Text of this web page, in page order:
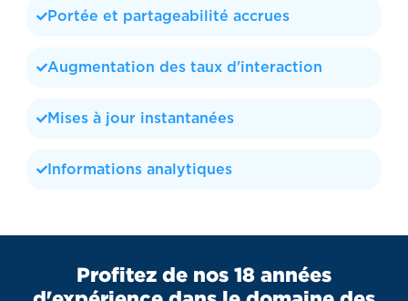
Portée et partageabilité accrues
Augmentation des taux d'interaction
Mises à jour instantanées
Informations analytiques
Profitez de nos 18 années